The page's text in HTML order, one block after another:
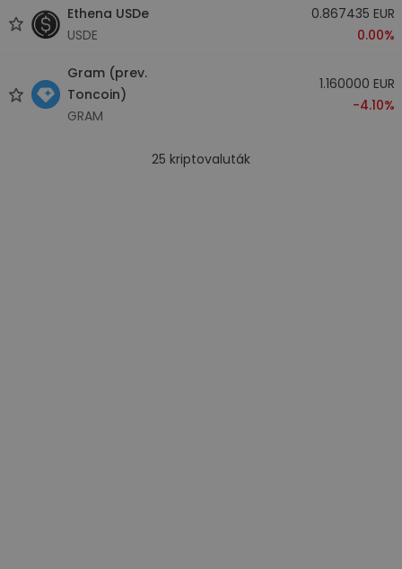
Ethena USDe
USDE
0.867435 EUR
0.00%
Gram (prev.
Toncoin)
GRAM
1.160000 EUR
-4.10%
25 kriptovaluták